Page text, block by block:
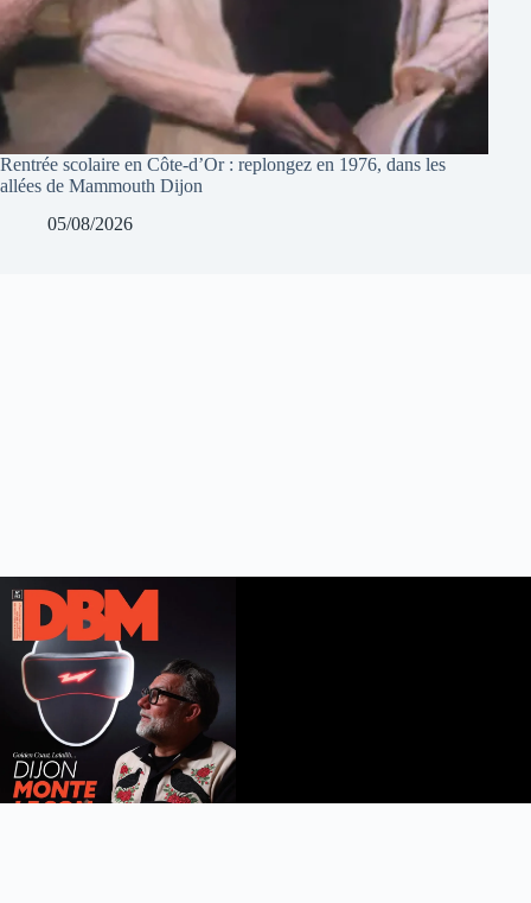
Rentrée scolaire en Côte-d’Or : replongez en 1976, dans les
allées de Mammouth Dijon
05/08/2026